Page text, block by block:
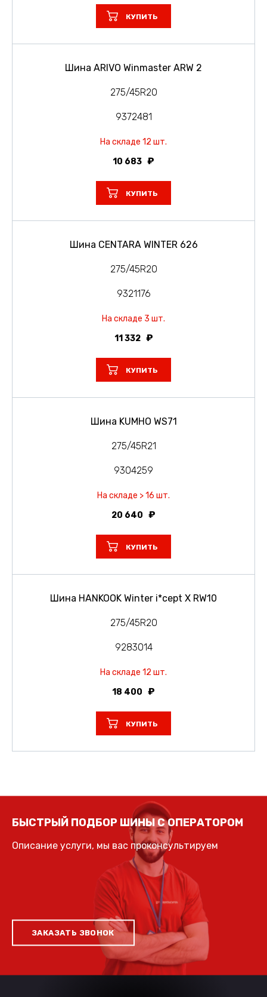
КУПИТЬ
Шина ARIVO Winmaster ARW 2
275/45R20
9372481
На складе 12 шт.
10 683
КУПИТЬ
Шина CENTARA WINTER 626
275/45R20
9321176
На складе 3 шт.
11 332
КУПИТЬ
Шина KUMHO WS71
275/45R21
9304259
На складе > 16 шт.
20 640
КУПИТЬ
Шина HANKOOK Winter i*cept X RW10
275/45R20
9283014
На складе 12 шт.
18 400
КУПИТЬ
БЫСТРЫЙ ПОДБОР ШИНЫ С ОПЕРАТОРОМ
Описание услуги, мы вас проконсультируем
ЗАКАЗАТЬ ЗВОНОК